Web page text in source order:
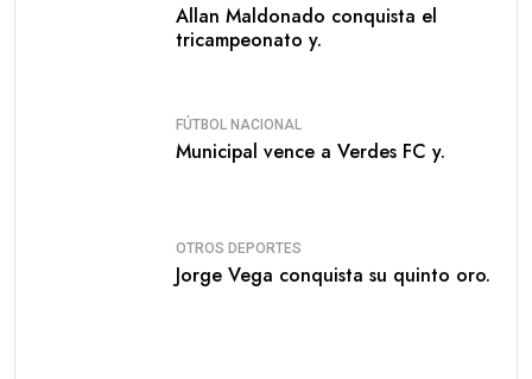
Allan Maldonado conquista el
tricampeonato y.
FÚTBOL NACIONAL
Municipal vence a Verdes FC y.
OTROS DEPORTES
Jorge Vega conquista su quinto oro.